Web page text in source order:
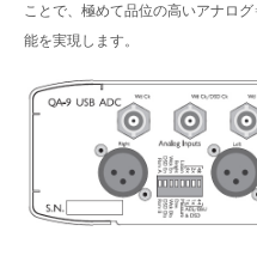
ことで、極めて品位の高いアナロ
能を実現します。